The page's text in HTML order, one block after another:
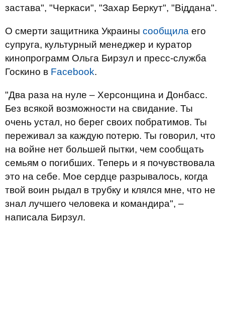
застава", "Черкаси", "Захар Беркут", "Віддана".
О смерти защитника Украины сообщила его
супруга, культурный менеджер и куратор
кинопрограмм Ольга Бирзул и пресс-служба
Госкино в Facebook.
"Два раза на нуле – Херсонщина и Донбасс.
Без всякой возможности на свидание. Ты
очень устал, но берег своих побратимов. Ты
переживал за каждую потерю. Ты говорил, что
на войне нет большей пытки, чем сообщать
семьям о погибших. Теперь и я почувствовала
это на себе. Мое сердце разрывалось, когда
твой воин рыдал в трубку и клялся мне, что не
знал лучшего человека и командира", –
написала Бирзул.